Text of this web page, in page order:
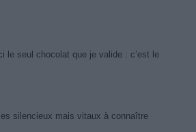
le seul chocolat que je valide : c’est le
silencieux mais vitaux à connaître